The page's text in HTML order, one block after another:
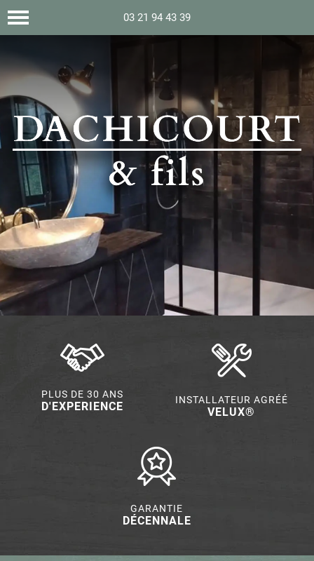
03 21 94 43 39
PLUS DE 30 ANS
D'EXPERIENCE INSTALLATEUR AGRÉÉ
VELUX®
GARANTIE
DÉCENNALE